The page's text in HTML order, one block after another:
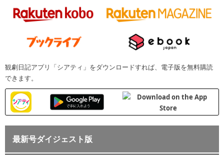
観劇日記アプリ「シアティ」をダウンロードすれば、電子版を無料購読
できます。
最新号ダイジェスト版